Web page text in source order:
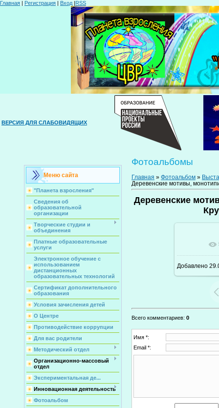
Главная | Регистрация | Вход |RSS
ВЕРСИЯ ДЛЯ СЛАБОВИДЯЩИХ
Меню сайта
"Планета взросления"
Сведения об
образовательной
организации
Творческие студии и
объединения
Платные образовательные
услуги
Электронное обучение с
использованием
дистанционных
образовательных технологий
Сертификат дополнительного
образования
Условия зачисления детей
О Центре
Противодействие коррупции
Для вас родители
Методический отдел
Организационно-массовый
отдел
Экспериментальная де...
Инновационная деятельность
Фотоальбом
Фотоальбомы
Главная » Фотоальбом »
Деревенские мотивы,
Деревенские
В
Добавлено
Всего комментариев: 0
Имя *:
Email *: